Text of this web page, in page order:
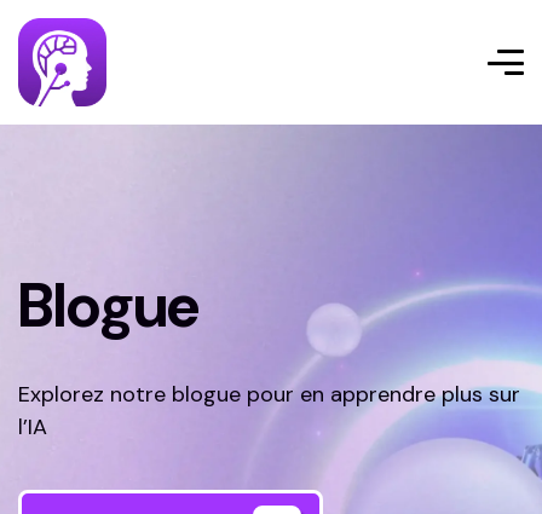
Blogue
Explorez notre blogue pour en apprendre plus sur
l’IA